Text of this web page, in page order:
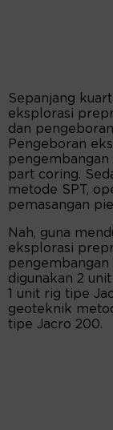
Sepanjang
eksplorasi
dan
Pengeboran
part coring.
metode SPT,
pemasangan
Nah, guna
eksplorasi
digunakan 2
1 unit rig tipe
geoteknik
tipe Jacro 200.